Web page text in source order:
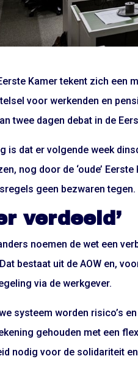
Kamer tekent zich een
voor werkenden en
twee dagen debat in de
is dat er volgende week
nog door de ‘oude’
geen bezwaren tegen.
verdeeld’
noemen de wet een
bestaat uit de AOW en,
via de werkgever.
systeem worden risico’s
gehouden met een
nodig voor de solidariteit